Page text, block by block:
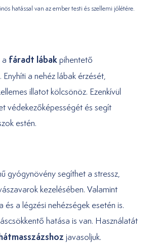
hatással van az ember testi és szellemi jólétére.
a fáradt lábakpihentető
. Enyhíti a nehéz lábak érzését,
illatot kölcsönöz. Ezenkívül
védekezőképességét és segít
estén.
gyógynövény segíthet a stressz,
kezelésében. Valamint
és a légzési nehézségek esetén is.
hatása is van. Használatát
javasoljuk.